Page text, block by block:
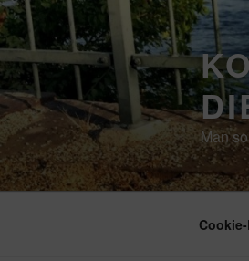
Zum
Inhalt
springen
Man